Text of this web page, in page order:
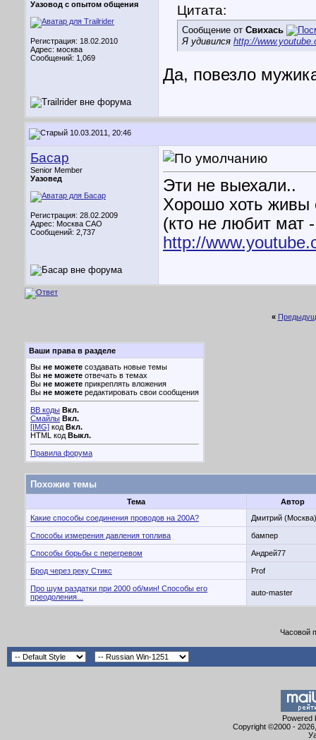
Уазовод с опытом общения
Регистрация: 18.02.2010
Адрес: москва
Сообщений: 1,069
Цитата:
Сообщение от Свихась
Я удивился http://
Да, повезло
10.03.2011, 20:46
Басар
Senior Member
Уазовед
Регистрация: 28.02.2009
Адрес: Москва САО
Сообщений: 2,737
Эти не выехали..
Хорошо хоть живы
(кто не любит мат -
http://
«
Ваши права в разделе
Вы не можете создавать новые темы
Вы не можете отвечать в темах
Вы не можете прикреплять вложения
Вы не можете редактировать свои сообщения
BB коды Вкл.
Смайлы Вкл.
[IMG] код Вкл.
HTML код Выкл.
Правила форума
Похожие темы
Тема
Автор
Какие способы соединения проводов на 200А?
Дмитрий (Москва)
Способы измерения давления топлива бампер
Способы борьбы с перегревом Андрей77
Брод через реку Стикс Prof
Про шум раздатки при 2000 об/мин! Способы его
преодоления...
auto-master
Часовой
Powered
Copyright ©2000 -